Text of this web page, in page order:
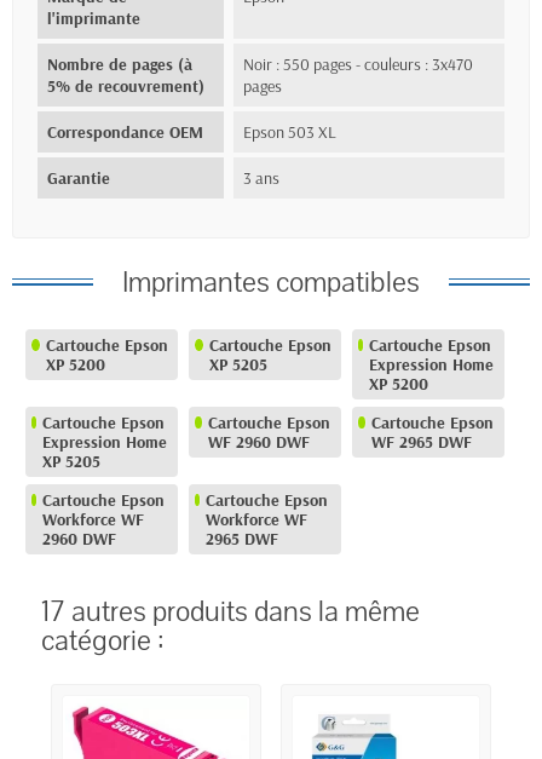
l'imprimante
Nombre de pages (à
5% de recouvrement)
Noir : 550 pages - couleurs : 3x470
pages
Correspondance OEM Epson 503 XL
Garantie 3 ans
Imprimantes compatibles
Cartouche Epson
XP 5200
Cartouche Epson
XP 5205
Cartouche Epson
Expression Home
XP 5200
Cartouche Epson
Expression Home
XP 5205
Cartouche Epson
WF 2960 DWF
Cartouche Epson
WF 2965 DWF
Cartouche Epson
Workforce WF
2960 DWF
Cartouche Epson
Workforce WF
2965 DWF
17 autres produits dans la même
catégorie :